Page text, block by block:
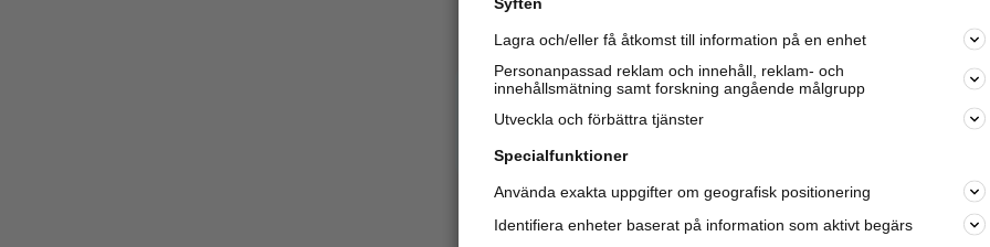
Varje vecka besöker du och 4 miljonerandra härliga
oss för att hitta rätt lokal information om företag,
Lagra och/eller få åtkomst till information på en enhet
Personanpassad reklam och innehåll, reklam- och
innehållsmätning samt forskning angående målgrupp
Utveckla och förbättra tjänster
Specialfunktioner
Använda exakta uppgifter om geografisk positionering
Identifiera enheter baserat på information som aktivt begärs